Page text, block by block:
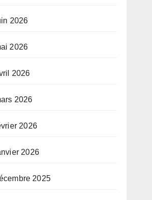
2026
2026
2026
2026
2026
2026
2025